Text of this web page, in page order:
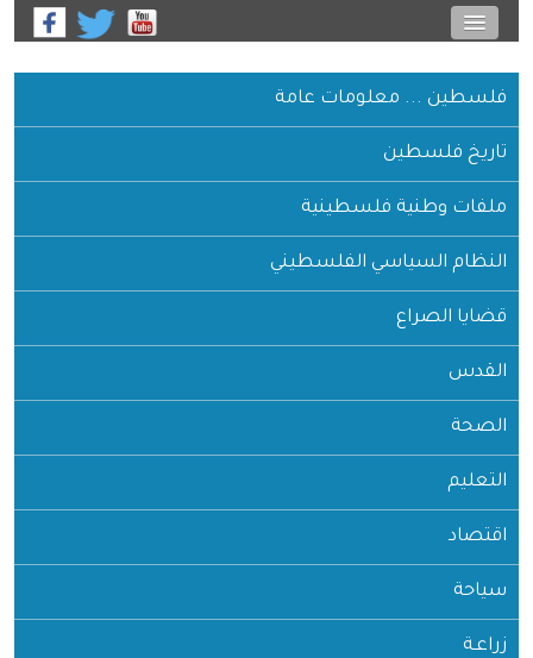
فلسطين ... معلومات عامة
تاريخ فلسطين
ملفات وطنية فلسطينية
النظام السياسي الفلسطيني
قضايا الصراع
القدس
الصحة
التعليم
اقتصاد
سياحة
زراعـة